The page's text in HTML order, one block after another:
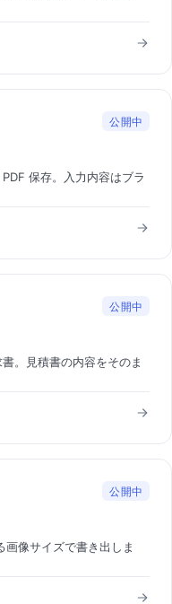
公開中
保存。入力内容はブラ
公開中
。見積書の内容をそのま
公開中
像サイズで書き出しま